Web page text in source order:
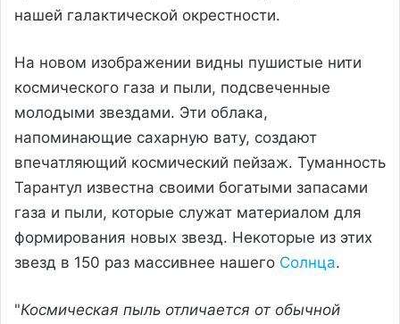
нашей галактической окрестности.
На новом изображении видны пушистые нити
космического газа и пыли, подсвеченные
молодыми звездами. Эти облака,
напоминающие сахарную вату, создают
впечатляющий космический пейзаж. Туманность
Тарантул известна своими богатыми запасами
газа и пыли, которые служат материалом для
формирования новых звезд. Некоторые из этих
звезд в 150 раз массивнее нашего Солнца.
"Космическая пыль отличается от обычной